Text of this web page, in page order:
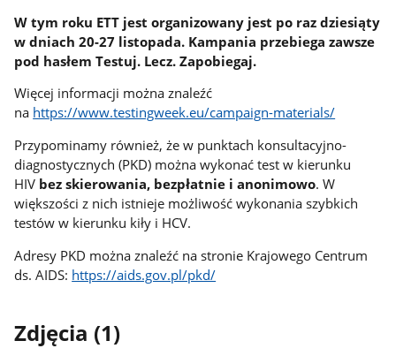
W tym roku ETT jest organizowany jest po raz dziesiąty
w dniach 20-27 listopada. Kampania przebiega zawsze
pod hasłem Testuj. Lecz. Zapobiegaj.
Więcej informacji można znaleźć
na https://www.testingweek.eu/campaign-materials/
Przypominamy również, że w punktach konsultacyjno-
diagnostycznych (PKD) można wykonać test w kierunku
HIV bez skierowania, bezpłatnie i anonimowo. W
większości z nich istnieje możliwość wykonania szybkich
testów w kierunku kiły i HCV.
Adresy PKD można znaleźć na stronie Krajowego Centrum
ds. AIDS: https://aids.gov.pl/pkd/
Zdjęcia (1)